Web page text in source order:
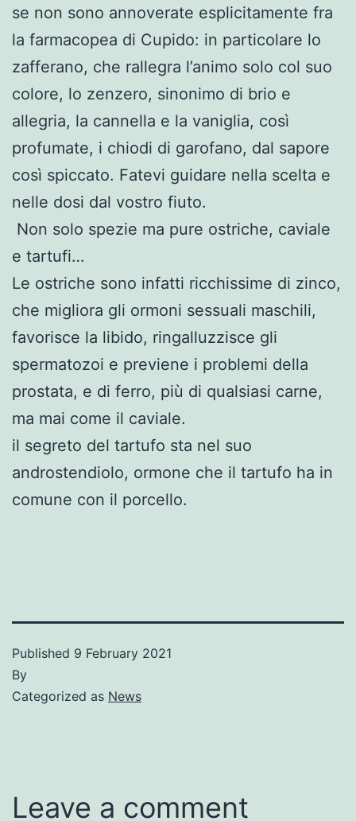
se non sono annoverate esplicitamente fra
la farmacopea di Cupido: in particolare lo
zafferano, che rallegra l’animo solo col suo
colore, lo zenzero, sinonimo di brio e
allegria, la cannella e la vaniglia, così
profumate, i chiodi di garofano, dal sapore
così spiccato. Fatevi guidare nella scelta e
nelle dosi dal vostro fiuto.
Non solo spezie ma pure ostriche, caviale
e tartufi…
Le ostriche sono infatti ricchissime di zinco,
che migliora gli ormoni sessuali maschili,
favorisce la libido, ringalluzzisce gli
spermatozoi e previene i problemi della
prostata, e di ferro, più di qualsiasi carne,
ma mai come il caviale.
il segreto del tartufo sta nel suo
androstendiolo, ormone che il tartufo ha in
comune con il porcello.
Published 9 February 2021
By
Categorized as News
Leave a comment